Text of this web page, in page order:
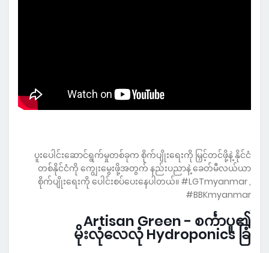
ပူးပေါင်းဆောင်ရွက်မှုတစ်ခုက စိုက်ပျိုးရေးကို မြှင့်တင်ဖို့နဲ့ နိုင်ငံ
တစ်နိုင်ငံကို ကျွေးမွေးဖို့အတွက် နည်းပညာနဲ့ ခေတ်မီလယ်ယာ
စိုက်ပျိုးရေးကို ပေါင်းစပ်ပေးနေပါတယ်။ #LGTmyanmar ,
#BBKmyanmar
.
Artisan Green - စင်္ကာပူ၏
မိုးလုံလေလုံ Hydroponics ခြံ